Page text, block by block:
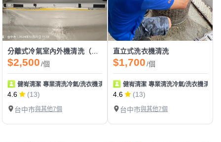
分離式冷氣室內外機清洗（拆卸風鼓）
$2,500/個
健峟清潔 專業清洗冷氣/洗衣機清洗保養
4.6
(13)
台中市與其他7個
直立式洗衣機清洗
$1,700/個
健峟清潔 專業清洗冷氣/洗衣機清洗
4.6
(13)
台中市與其他7個